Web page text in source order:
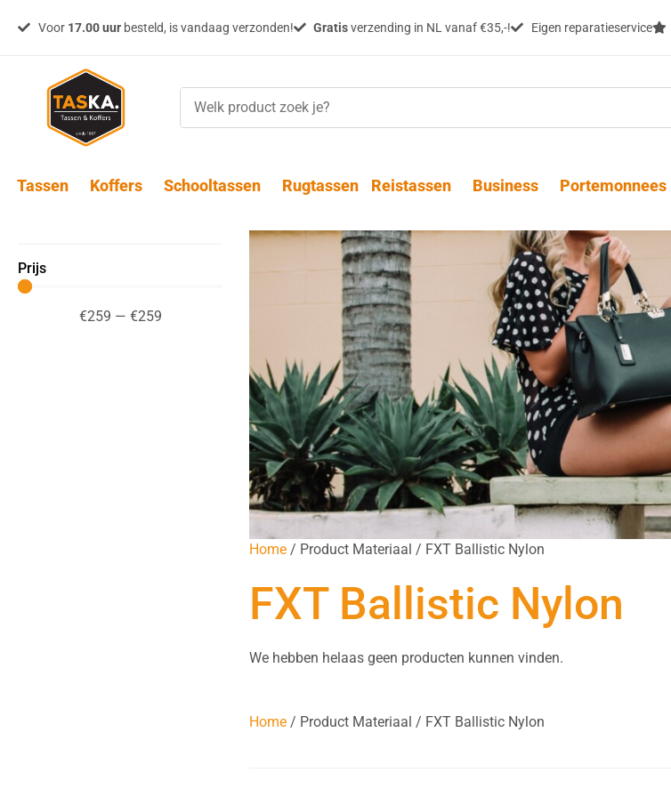
Voor 17.00 uurbesteld, is vandaag verzonden! Gratisverzending in NL vanaf €35,-! Eigen reparatieservice
Tassen Koffers Schooltassen Rugtassen Reistassen Business Portemonnees
Prijs
€259 — €259
Home / Product Materiaal / FXT Ballistic Nylon
FXT Ballistic Nylon
We hebben helaas geen producten kunnen vinden.
Home / Product Materiaal / FXT Ballistic Nylon